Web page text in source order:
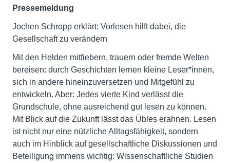
Pressemeldung
Jochen Schropp erklärt: Vorlesen hilft dabei, die
Gesellschaft zu verändern
Mit den Helden mitfiebern, trauern oder fremde Welten
bereisen: durch Geschichten lernen kleine Leser*innen,
sich in andere hineinzuversetzen und Mitgefühl zu
entwickeln. Aber: Jedes vierte Kind verlässt die
Grundschule, ohne ausreichend gut lesen zu können.
Mit Blick auf die Zukunft lässt das Übles erahnen. Lesen
ist nicht nur eine nützliche Alltagsfähigkeit, sondern
auch im Hinblick auf gesellschaftliche Diskussionen und
Beteiligung immens wichtig: Wissenschaftliche Studien